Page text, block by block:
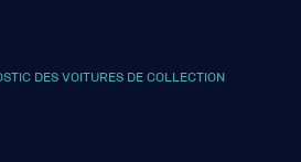
DES VOITURES DE COLLECTION